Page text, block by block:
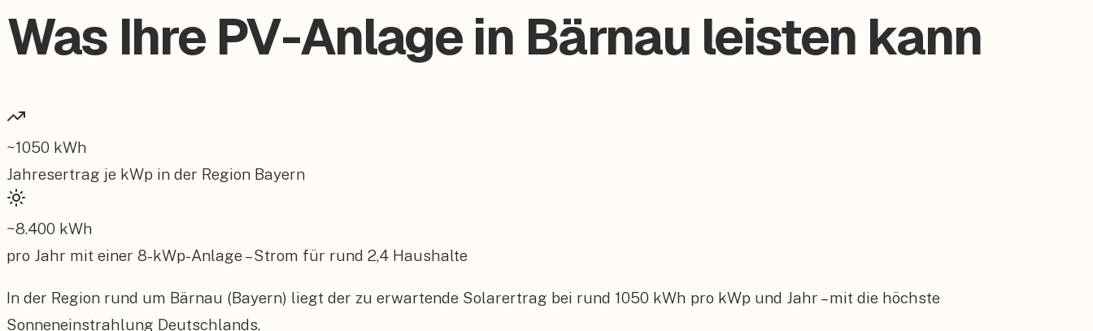
Was Ihre PV-Anlage in Bärnau leisten kann
~1050 kWh
Jahresertrag je kWp in der Region Bayern
~8.400 kWh
pro Jahr mit einer 8-kWp-Anlage – Strom für rund 2,4 Haushalte
In der Region rund um Bärnau (Bayern) liegt der zu erwartende Solarertrag bei rund 1050 kWh pro kWp und Jahr – mit die höchste
Sonneneinstrahlung Deutschlands.